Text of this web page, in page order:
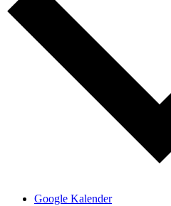
Google Kalender